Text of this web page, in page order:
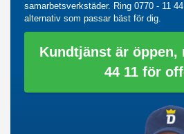
samarbetsverkstäder. Ring 0770 - 11
alternativ som passar bäst för dig.
Kundtjänst är öppen,
44 11 för